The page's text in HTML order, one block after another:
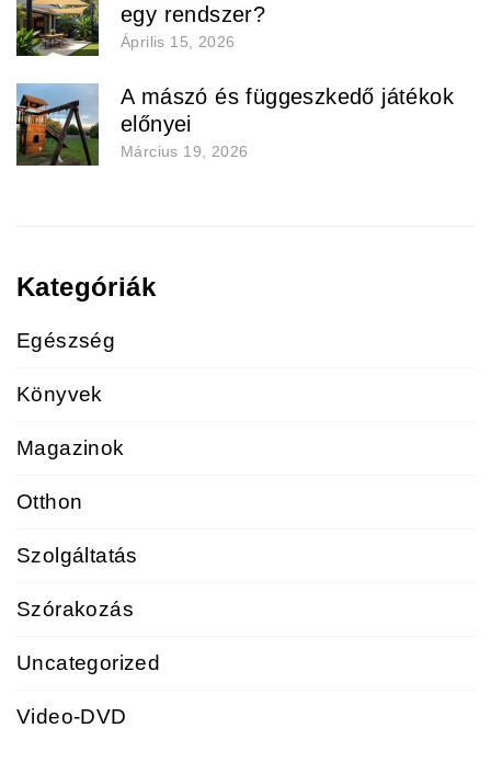
Április 15, 2026
egy rendszer?
Március 19, 2026
A mászó és függeszkedő játékok
előnyei
Kategóriák
Egészség
Könyvek
Magazinok
Otthon
Szolgáltatás
Szórakozás
Uncategorized
Video-DVD